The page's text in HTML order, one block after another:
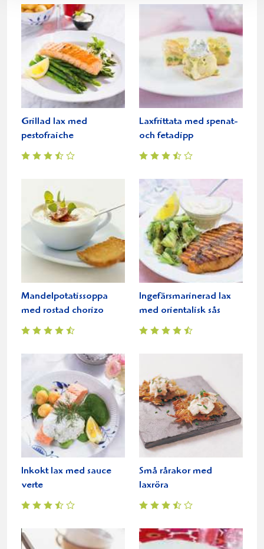
Grillad lax med
pestofraiche
Laxfrittata med spenat-
och fetadipp
Mandelpotatissoppa
med rostad chorizo
Ingefärsmarinerad lax
med orientalisk sås
Inkokt lax med sauce
verte
Små rårakor med
laxröra